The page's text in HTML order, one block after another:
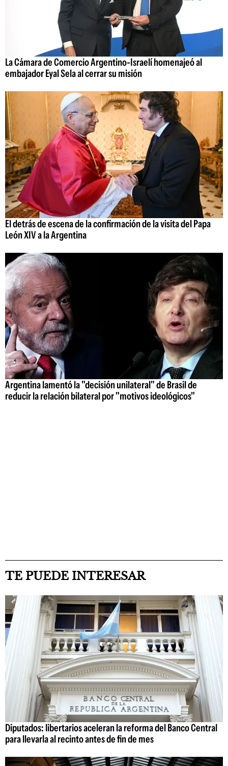
La Cámara de Comercio Argentino-Israelí homenajeó al
embajador Eyal Sela al cerrar su misión
El detrás de escena de la confirmación de la visita del Papa
León XIV a la Argentina
Argentina lamentó la "decisión unilateral" de Brasil de
reducir la relación bilateral por "motivos ideológicos"
TE PUEDE INTERESAR
Diputados: libertarios aceleran la reforma del Banco Central
para llevarla al recinto antes de fin de mes